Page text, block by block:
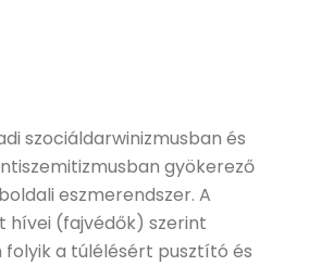
szociáldarwinizmusban és
gyökerező
eszmerendszer. A
hívei (fajvédők) szerint
folyik a túlélésért pusztító és